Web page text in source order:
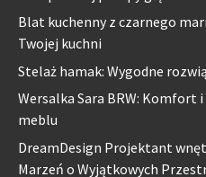
Blat kuchenny z czarnego
Twojej kuchni
Stelaż hamak: Wygodne
Wersalka Sara BRW: Komfort
meblu
DreamDesign Projektant
Marzeń o Wyjątkowych